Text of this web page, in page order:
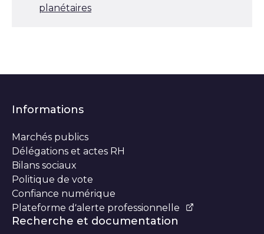
planétaires
Informations
Marchés publics
Délégations et actes RH
Bilans sociaux
Politique de vote
Confiance numérique
Plateforme d’alerte professionnelle
Recherche et documentation